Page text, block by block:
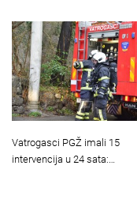
Vatrogasci PGŽ imali 15
intervencija u 24 sata:…